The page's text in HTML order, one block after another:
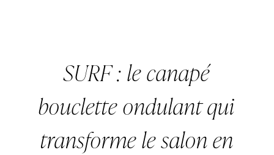
SURF : le canapé
bouclette ondulant qui
transforme le salon en